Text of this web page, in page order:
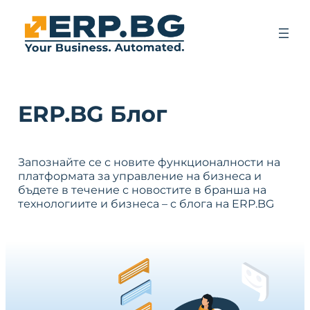
ERP.BG Блог
Запознайте се с новите функционалности на
платформата за управление на бизнеса и
бъдете в течение с новостите в бранша на
технологиите и бизнеса – с блога на ERP.BG